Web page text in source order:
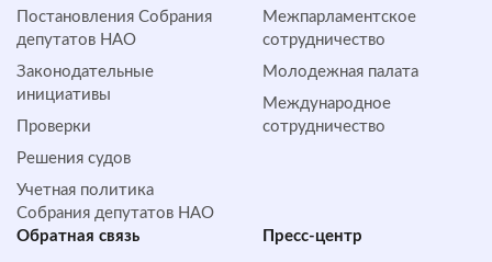
Постановления Собрания
депутатов НАО
Законодательные
инициативы
Проверки
Решения судов
Учетная политика
Собрания депутатов НАО
Межпарламентское
сотрудничество
Молодежная палата
Международное
сотрудничество
Обратная cвязь Пресс-центр